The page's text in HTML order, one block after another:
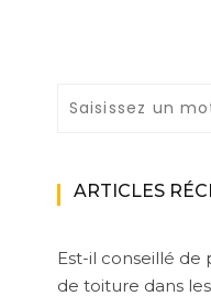
ARTICLES
Est-il conseillé
de toiture dans